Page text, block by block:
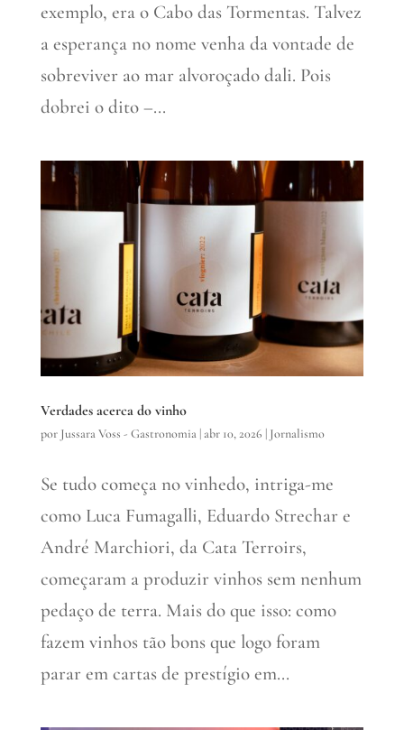
exemplo, era o Cabo das Tormentas. Talvez
a esperança no nome venha da vontade de
sobreviver ao mar alvoroçado dali. Pois
dobrei o dito –...
Verdades acerca do vinho
por Jussara Voss - Gastronomia|abr 10, 2026 | Jornalismo
Se tudo começa no vinhedo, intriga-me
como Luca Fumagalli, Eduardo Strechar e
André Marchiori, da Cata Terroirs,
começaram a produzir vinhos sem nenhum
pedaço de terra. Mais do que isso: como
fazem vinhos tão bons que logo foram
parar em cartas de prestígio em...